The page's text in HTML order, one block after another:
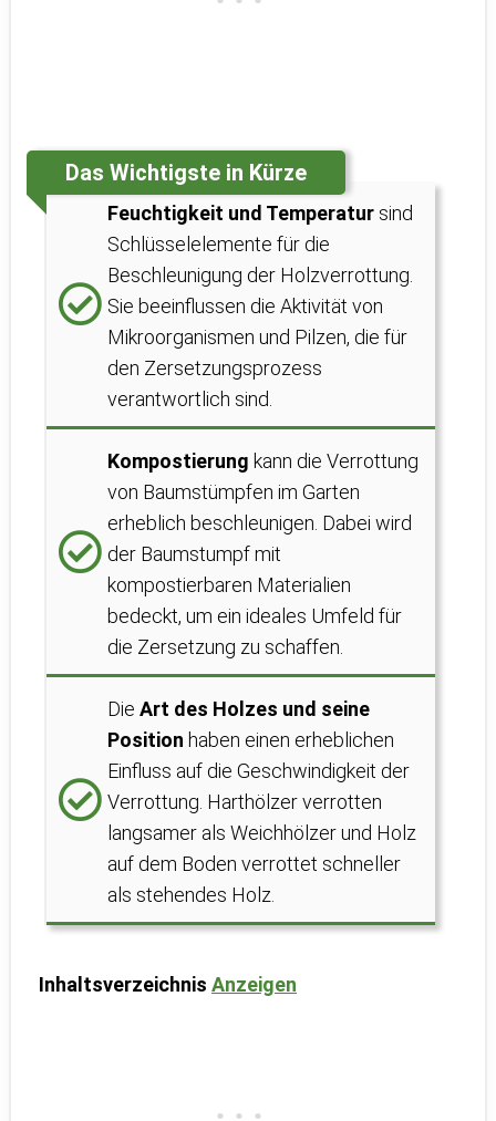
Das Wichtigste in Kürze
Feuchtigkeit und Temperatur sind
Schlüsselelemente für die
Beschleunigung der Holzverrottung.
Sie beeinflussen die Aktivität von
Mikroorganismen und Pilzen, die für
den Zersetzungsprozess
verantwortlich sind.
Kompostierung kann die Verrottung
von Baumstümpfen im Garten
erheblich beschleunigen. Dabei wird
der Baumstumpf mit
kompostierbaren Materialien
bedeckt, um ein ideales Umfeld für
die Zersetzung zu schaffen.
Die Art des Holzes und seine
Position haben einen erheblichen
Einfluss auf die Geschwindigkeit der
Verrottung. Harthölzer verrotten
langsamer als Weichhölzer und Holz
auf dem Boden verrottet schneller
als stehendes Holz.
Inhaltsverzeichnis Anzeigen